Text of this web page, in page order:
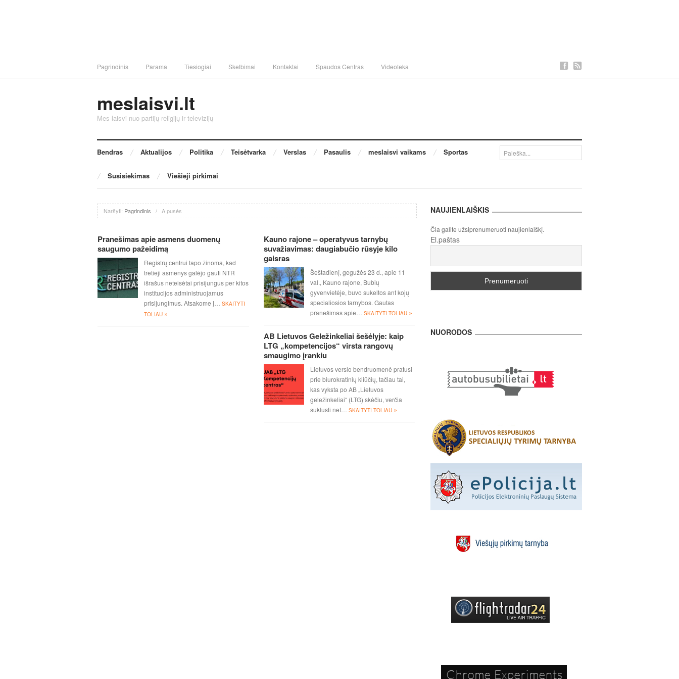
Pagrindinis Parama Tiesiogiai Skelbimai Kontaktai Spaudos Centras Videoteka
meslaisvi.lt
Mes laisvi nuo partijų religijų ir televizijų
Bendras Aktualijos Politika Teisėtvarka Verslas Pasaulis meslaisvi vaikams Sportas
Susisiekimas Viešieji pirkimai
Naršyti: Pagrindinis / A pusės
Pranešimas apie asmens duomenų
saugumo pažeidimą
Registrų centrui tapo žinoma, kad
tretieji asmenys galėjo gauti NTR
išrašus neteisėtai prisijungus per kitos
institucijos administruojamus
prisijungimus. Atsakome į…SKAITYTI
TOLIAU »
Kauno rajone – operatyvus tarnybų
suvažiavimas: daugiabučio rūsyje kilo
gaisras
Šeštadienį, gegužės 23 d., apie 11
val., Kauno rajone, Bubių
gyvenvietėje, buvo sukeltos ant kojų
specialiosios tarnybos. Gautas
pranešimas apie…SKAITYTI TOLIAU »
AB Lietuvos Geležinkeliai šešėlyje: kaip
LTG „kompetencijos“ virsta rangovų
smaugimo įrankiu
Lietuvos verslo bendruomenė pratusi
prie biurokratinių kliūčių, tačiau tai,
kas vyksta po AB „Lietuvos
geležinkeliai“ (LTG) skėčiu, verčia
suklusti net…SKAITYTI TOLIAU »
NAUJIENLAIŠKIS
Čia galite užsiprenumeruoti naujienlaiškį.
El.paštas
NUORODOS